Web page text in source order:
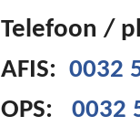
Telefoon /
AFIS: 0032
OPS: 0032